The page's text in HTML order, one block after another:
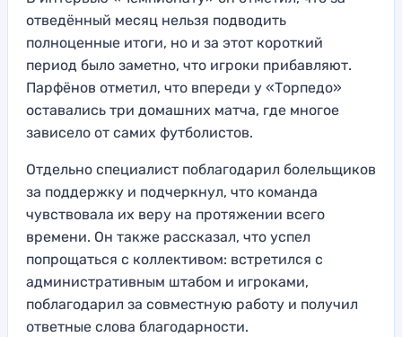
отведённый месяц нельзя подводить
полноценные итоги, но и за этот короткий
период было заметно, что игроки прибавляют.
Парфёнов отметил, что впереди у «Торпедо»
оставались три домашних матча, где многое
зависело от самих футболистов.
Отдельно специалист поблагодарил болельщиков
за поддержку и подчеркнул, что команда
чувствовала их веру на протяжении всего
времени. Он также рассказал, что успел
попрощаться с коллективом: встретился с
административным штабом и игроками,
поблагодарил за совместную работу и получил
ответные слова благодарности.